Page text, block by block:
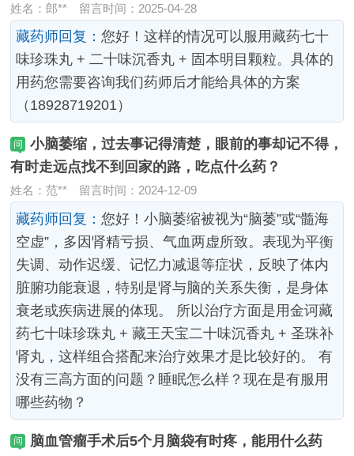
姓名：郎**留言时间：2025-04-28
藏药师回复：您好！这样的情况可以服用藏药七十
味珍珠丸 + 二十味沉香丸 + 固本明目颗粒。具体的
用药您需要咨询我们药师后才能给具体的方案
（18928719201）
小脑萎缩，过去事记得清楚，眼前的事却记不得，
有时走远点找不到回家的路，吃点什么药？
姓名：范**留言时间：2024-12-09
藏药师回复：您好！小脑萎缩被视为“脑萎”或“髓海
空虚”，多因肾精亏损、气血两虚所致。表现为平衡
失调、动作迟缓、记忆力减退等症状，反映了体内
脏腑功能衰退，特别是肾与脑的关系失衡，是身体
衰老或疾病进展的体现。 所以治疗方面是用金诃藏
药七十味珍珠丸 + 藏王天宝二十味沉香丸 + 圣珠补
肾丸，这样组合搭配来治疗效果才是比较好的。 有
没有三高方面的问题？睡眠怎么样？现在是有服用
哪些药物？
脑血管瘤手术后5个月脑袋有时疼，能用什么药